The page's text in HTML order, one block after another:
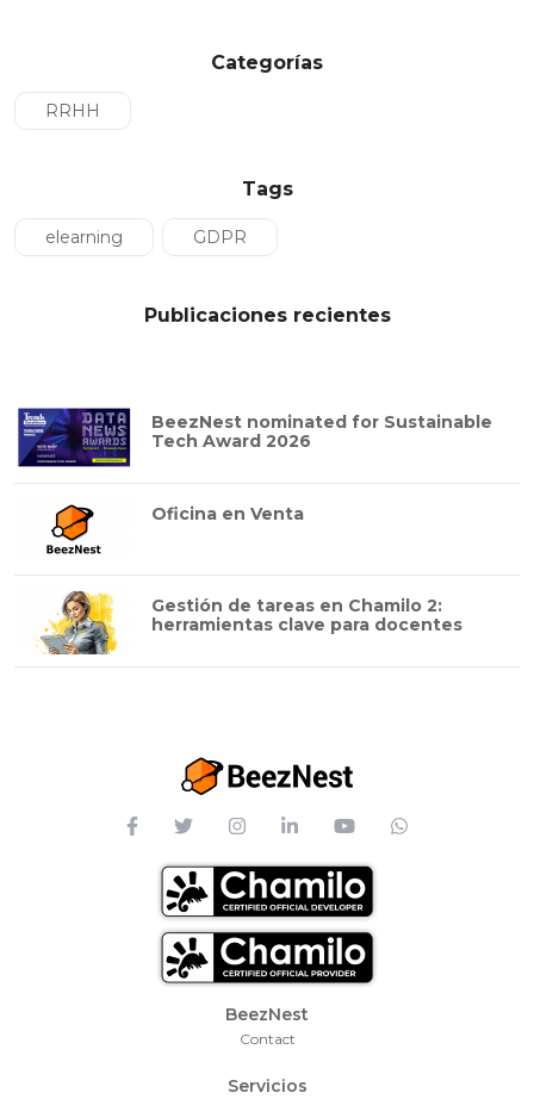
Categorías
RRHH
Tags
elearning GDPR
Publicaciones recientes
BeezNest nominated for Sustainable
Tech Award 2026
Oficina en Venta
Gestión de tareas en Chamilo 2:
herramientas clave para docentes
Footer Menu
BeezNest
Contact
Servicios